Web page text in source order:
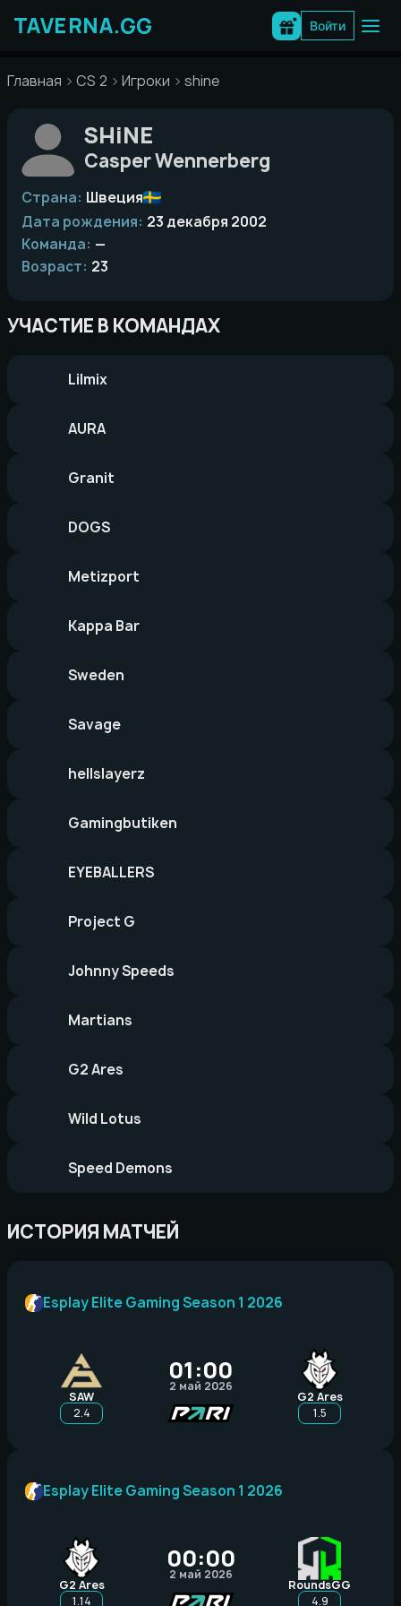
содержимому
Войти
Главная CS 2 Игроки shine
SHiNE
Casper Wennerberg
Страна: Швеция
Дата рождения: 23 декабря 2002
Команда: —
Возраст: 23
УЧАСТИЕ В КОМАНДАХ
Lilmix
AURA
Granit
DOGS
Metizport
Kappa Bar
Sweden
Savage
hellslayerz
Gamingbutiken
EYEBALLERS
Project G
Johnny Speeds
Martians
G2 Ares
Wild Lotus
Speed Demons
ИСТОРИЯ МАТЧЕЙ
2.4
SAW
01:00
2 май 2026
G2 Ares
1.5
Esplay Elite Gaming Season 1 2026
1.14
G2 Ares
00:00
2 май 2026
RoundsGG
4.9
Esplay Elite Gaming Season 1 2026